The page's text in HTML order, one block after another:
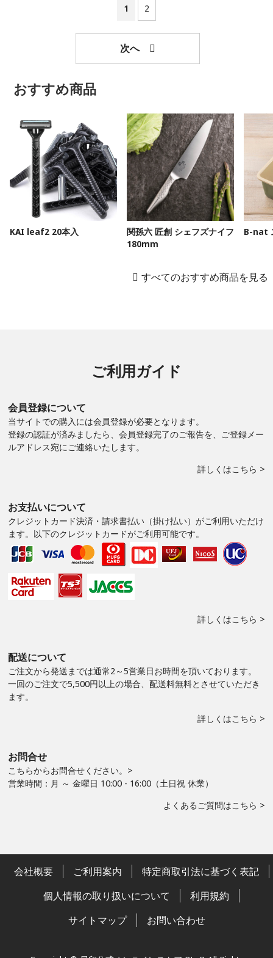
1 2
おすすめ商品
KAI leaf2 20本入
関孫六 匠創 シェフズナイフ
180mm
B-nat
すべてのおすすめ商品を見る
ご利用ガイド
会員登録について
当サイトでの購入には会員登録が必要となります。
登録の認証が済みましたら、会員登録完了のご報告を、ご登録メー
ルアドレス宛にご連絡いたします。
詳しくはこちら >
お支払いについて
クレジットカード決済・請求書払い（掛け払い）がご利用いただけ
ます。以下のクレジットカードがご利用可能です。
詳しくはこちら >
配送について
ご注文から発送までは通常2～5営業日お時間を頂いております。
一回のご注文で5,500円以上の場合、配送料無料とさせていただき
ます。
詳しくはこちら >
お問合せ
こちらからお問合せください。>
営業時間：月 ～ 金曜日 10:00 - 16:00（土日祝 休業）
よくあるご質問はこちら >
会社概要 ご利用案内
特定商取引法に基づく表記
個人情報の取り扱いについて
利用規約
サイトマップ
お問い合わせ